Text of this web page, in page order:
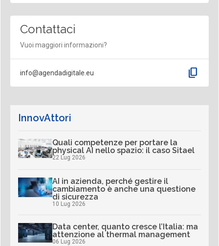
Contattaci
Vuoi maggiori informazioni?
info@agendadigitale.eu content_copy
InnovAttori
Quali competenze per portare la
physical AI nello spazio: il caso Sitael
22 Lug 2026
AI in azienda, perché gestire il
cambiamento è anche una questione
di sicurezza
10 Lug 2026
Data center, quanto cresce l’Italia: ma
attenzione al thermal management
06 Lug 2026